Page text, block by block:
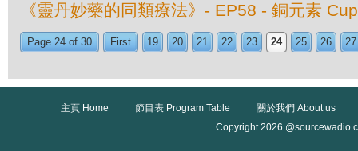
《靈丹妙藥的同類療法》- EP58 - 銅元素
Page 24 of 30 First 19 20 21 22 23 24 25 26 27
主頁 Home 節目表 Program Table
關於我們 About us
Copyright 2026